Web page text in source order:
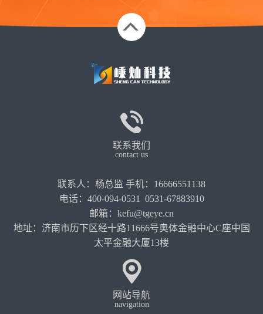
联系我们
contact us
联系人：杨总监 手机：16666551138
电话：400-094-0531 0531-67883910
邮箱：kefu@tgeye.cn
地址：济南市历下区经十路11666号奥体金融中心C座中国
太平金融大厦13楼
网站导航
navigation